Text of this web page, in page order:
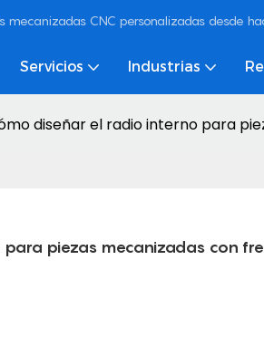
CNC personalizadas desde
Servicios Industrias
diseñar el radio interno para
piezas mecanizadas con